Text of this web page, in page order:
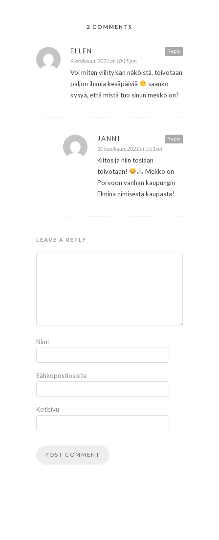
2 COMMENTS
Reply
ELLEN
9 kesäkuun, 2021 at 10:15 pm
Voi miten viihtyisän näköistä, toivotaan
paljon ihania kesäpäiviä
saanko
kysyä, että mistä tuo sinun mekko on?
Reply
JANNI
10 kesäkuun, 2021 at 5:51 am
Kiitos ja niin tosiaan
toivotaan!
Mekko on
Porvoon vanhan kaupungin
Elmina nimisestä kaupasta!
LEAVE A REPLY
Nimi
Sähköpostiosoite
Kotisivu